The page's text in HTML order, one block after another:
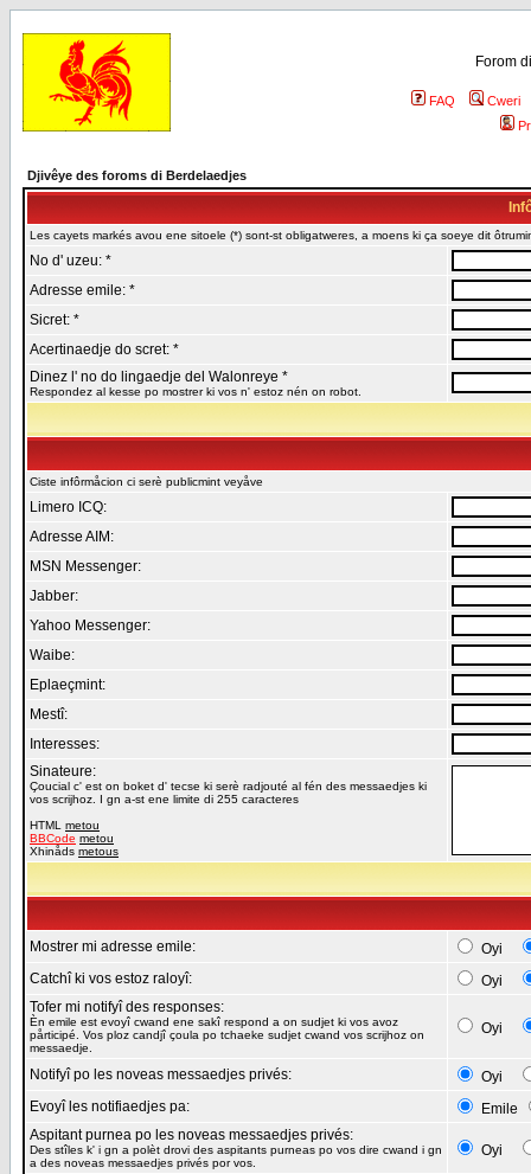
Forom
FAQ
Cweri
Djivêye des foroms di Berdelaedjes
Les cayets markés avou ene sitoele (*) sont-st obligatweres, a moens ki ça soeye dit
No d' uzeu: *
Adresse emile: *
Sicret: *
Acertinaedje do scret: *
Dinez l' no do lingaedje del Walonreye *
Respondez al kesse po mostrer ki vos n' estoz nén on robot.
Ciste infôrmåcion ci serè publicmint veyåve
Limero ICQ:
Adresse AIM:
MSN Messenger:
Jabber:
Yahoo Messenger:
Waibe:
Eplaeçmint:
Mestî:
Interesses:
Sinateure:
Çoucial c' est on boket d' tecse ki serè radjouté al fén des messaedjes ki
vos scrijhoz. I gn a-st ene limite di 255 caracteres
HTML metou
BBCode metou
Xhinåds metous
Mostrer mi adresse emile:
Oyi
Catchî ki vos estoz raloyî:
Oyi
Tofer mi notifyî des responses:
Èn emile est evoyî cwand ene sakî respond a on sudjet ki vos avoz
pårticipé. Vos ploz candjî çoula po tchaeke sudjet cwand vos scrijhoz on
messaedje.
Oyi
Notifyî po les noveas messaedjes privés:
Oyi
Evoyî les notifiaedjes pa:
Emile
Aspitant purnea po les noveas messaedjes privés:
Des stîles k' i gn a polèt drovi des aspitants purneas po vos dire cwand i gn
a des noveas messaedjes privés por vos.
Oyi